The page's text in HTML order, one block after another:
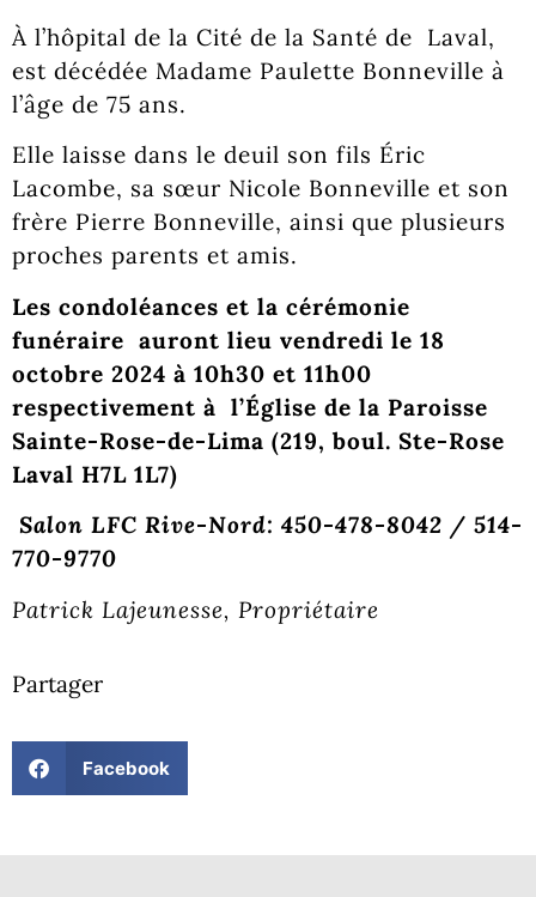
À l’hôpital de la Cité de la Santé de Laval,
est décédée Madame Paulette Bonneville à
l’âge de 75 ans.
Elle laisse dans le deuil son fils Éric
Lacombe, sa sœur Nicole Bonneville et son
frère Pierre Bonneville, ainsi que plusieurs
proches parents et amis.
Les condoléances et la cérémonie
funéraire auront lieu vendredi le 18
octobre 2024 à 10h30 et 11h00
respectivement à l’Église de la Paroisse
Sainte-Rose-de-Lima (219, boul. Ste-Rose
Laval H7L 1L7)
Salon LFC Rive-Nord: 450-478-8042 / 514-
770-9770
Patrick Lajeunesse, Propriétaire
Partager
Facebook